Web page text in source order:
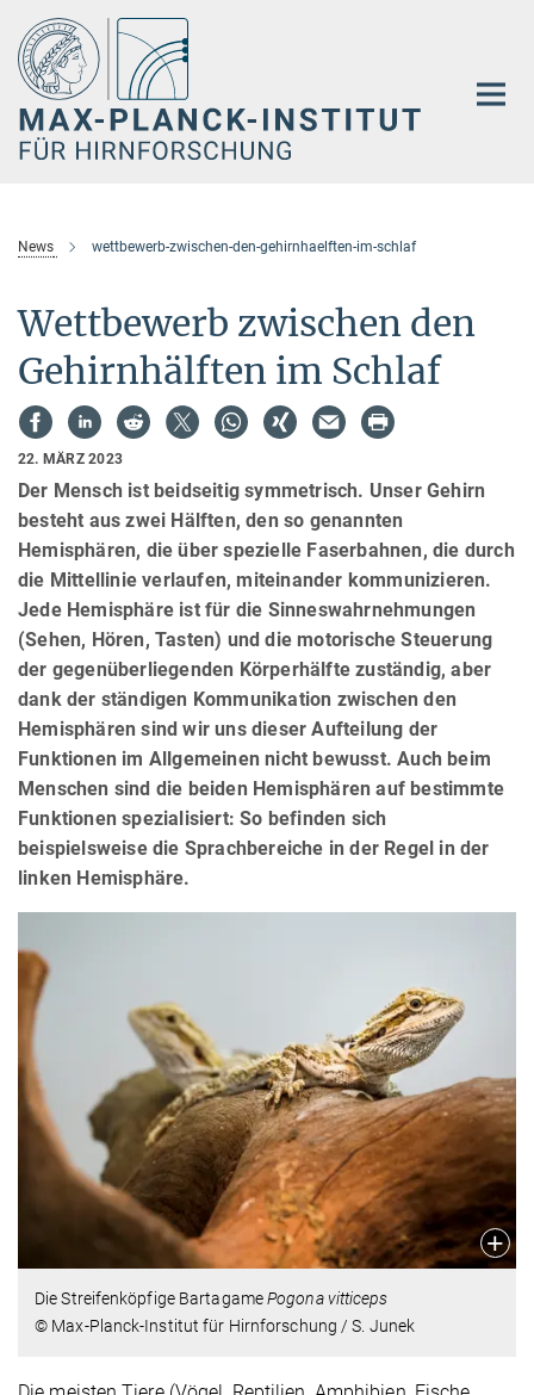
Hauptinhalt
News wettbewerb-zwischen-den-gehirnhaelften-im-schlaf
Wettbewerb zwischen den
Gehirnhälften im Schlaf
22. MÄRZ 2023
Der Mensch ist beidseitig symmetrisch. Unser Gehirn
besteht aus zwei Hälften, den so genannten
Hemisphären, die über spezielle Faserbahnen, die durch
die Mittellinie verlaufen, miteinander kommunizieren.
Jede Hemisphäre ist für die Sinneswahrnehmungen
(Sehen, Hören, Tasten) und die motorische Steuerung
der gegenüberliegenden Körperhälfte zuständig, aber
dank der ständigen Kommunikation zwischen den
Hemisphären sind wir uns dieser Aufteilung der
Funktionen im Allgemeinen nicht bewusst. Auch beim
Menschen sind die beiden Hemisphären auf bestimmte
Funktionen spezialisiert: So befinden sich
beispielsweise die Sprachbereiche in der Regel in der
linken Hemisphäre.
Die Streifenköpfige BartagamePogona vitticeps
© Max-Planck-Institut für Hirnforschung / S. Junek